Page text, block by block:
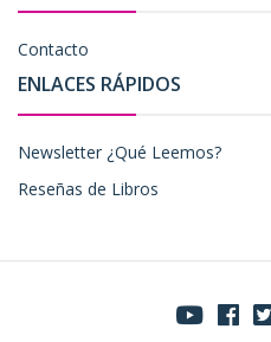
Contacto
ENLACES RÁPIDOS
Newsletter ¿Qué Leemos?
Reseñas de Libros